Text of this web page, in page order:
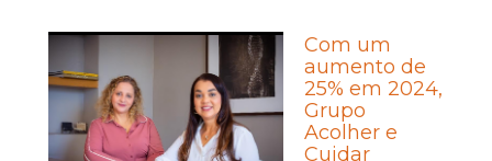
Com um
aumento de
25% em 2024,
Grupo
Acolher e
Cuidar